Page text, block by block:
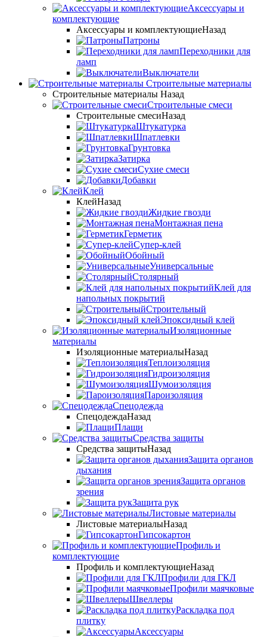
Аксессуары и
комплектующие
Аксессуары и комплектующиеНазад
Патроны
Переходники для
ламп
Выключатели
Строительные материалы
Строительные материалы Назад
Строительные смеси
Строительные смесиНазад
Штукатурка
Шпатлевки
Грунтовка
Затирка
Сухие смеси
Добавки
Клей
КлейНазад
Жидкие гвозди
Монтажная пена
Герметик
Супер-клей
Обойный
Универсальные
Столярный
Клей для
напольных покрытий
Строительный
Эпоксидный клей
Изоляционные
материалы
Изоляционные материалыНазад
Теплоизоляция
Гидроизоляция
Шумоизоляция
Пароизоляция
Спецодежда
СпецодеждаНазад
Плащи
Средства защиты
Средства защитыНазад
Защита органов
дыхания
Защита органов
зрения
Защита рук
Листовые материалы
Листовые материалыНазад
Гипсокартон
Профиль и
комплектующие
Профиль и комплектующиеНазад
Профили для ГКЛ
Профили маячковые
Швеллеры
Раскладка под
плитку
Аксессуары